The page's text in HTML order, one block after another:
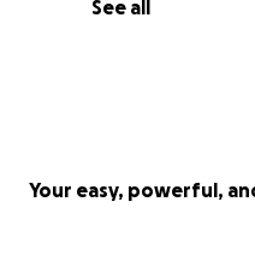
See all
femmes et hommes
Your easy, powerful,